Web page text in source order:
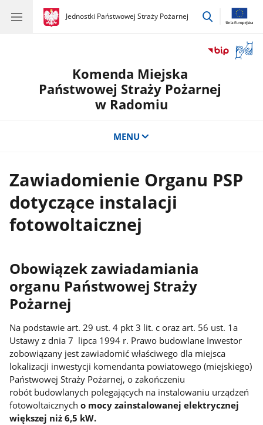
gov.pl
Jednostki Państwowej Straży Pożarnej
gov.pl
Jednostki
przejdź
okno
Komenda Miejska
Państwowej Straży Pożarnej
w Radomiu
MENU
Zawiadomienie Organu PSP
dotyczące instalacji
fotowoltaicznej
Obowiązek zawiadamiania
organu Państwowej Straży
Pożarnej
Na podstawie art. 29 ust. 4 pkt 3 lit. c oraz art. 56 ust. 1a
Ustawy z dnia 7 lipca 1994 r. Prawo budowlane Inwestor
zobowiązany jest zawiadomić właściwego dla miejsca
lokalizacji inwestycji komendanta powiatowego (miejskiego)
Państwowej Straży Pożarnej, o zakończeniu
robót budowlanych polegających na instalowaniu urządzeń
fotowoltaicznycho mocy zainstalowanej elektrycznej
większej niż 6,5 kW.